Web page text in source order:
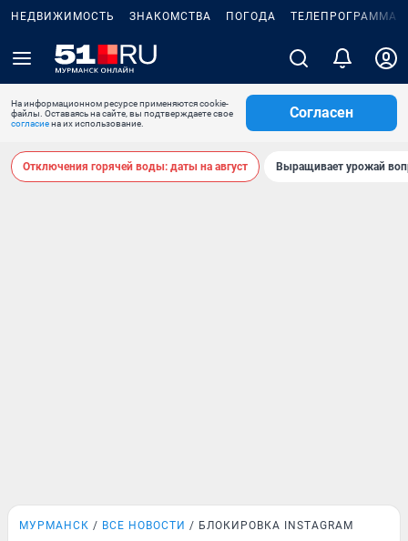
НЕДВИЖИМОСТЬ ЗНАКОМСТВА ПОГОДА ТЕЛЕПРОГРАММА
На информационном ресурсе применяются cookie-
файлы. Оставаясь на сайте, вы подтверждаете свое
согласиена их использование.
Согласен
Отключения горячей воды: даты на август Выращивает урожай
МУРМАНСК ВСЕ НОВОСТИ БЛОКИРОВКА INSTAGRAM